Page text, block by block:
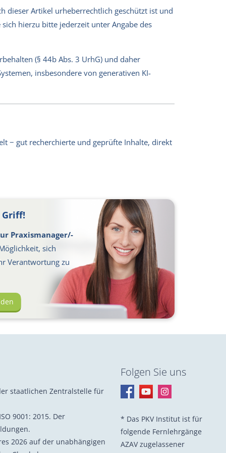
dieser Artikel urheberrechtlich geschützt ist und
hierzu bitte jederzeit unter Angabe des
(§ 44b Abs. 3 UrhG) und daher
insbesondere von generativen KI-
− gut recherchierte und geprüfte Inhalte, direkt
Praxismanager/-
sich
Verantwortung zu
staatlichen Zentralstelle für
9001: 2015. Der
2026 auf der unabhängigen
Folgen Sie uns
* Das PKV Institut ist für
folgende Fernlehrgänge
AZAV zugelassener